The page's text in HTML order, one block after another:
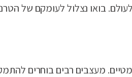
בואו נצלול לעומקם של
מעצבים רבים בוחרים